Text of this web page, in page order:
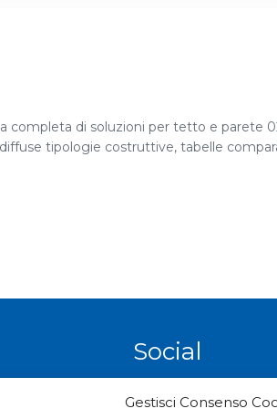
Gestisci Consenso
completa di soluzioni per tetto e parete
tipologie costruttive, tabelle
Social